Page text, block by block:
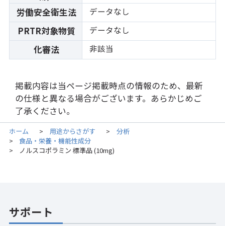
労働安全衛生法
データなし
PRTR対象物質 データなし
化審法 非該当
掲載内容は当ページ掲載時点の情報のため、最新
の仕様と異なる場合がございます。あらかじめご
了承ください。
ホーム > 用途からさがす > 分析
> 食品・栄養・機能性成分
> ノルスコポラミン 標準品 (10mg)
サポート